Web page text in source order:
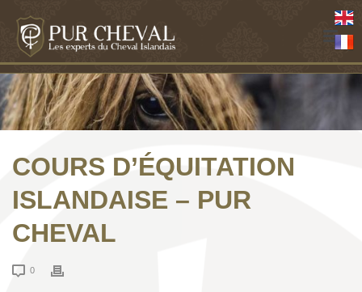
COURS D’ÉQUITATION
ISLANDAISE – PUR
CHEVAL
0